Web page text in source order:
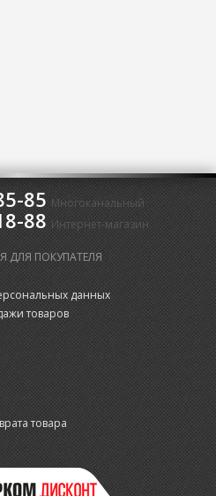
85 Многоканальный
88 Интернет-магазин
ДЛЯ ПОКУПАТЕЛЯ
данных
товаров
товара